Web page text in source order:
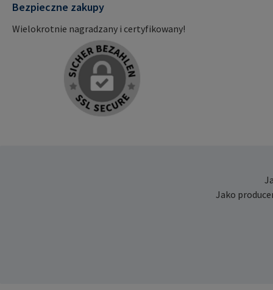
Bezpieczne zakupy
Wielokrotnie nagradzany i certyfikowany!
Jako